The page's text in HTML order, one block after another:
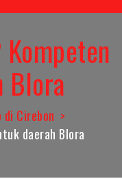
Blora
di Cirebon
daerah Blora